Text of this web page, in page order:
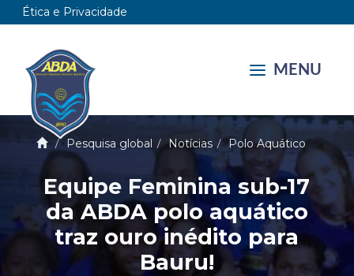
Ética e Privacidade
MENU
Pesquisa global Notícias Polo Aquático
Equipe Feminina sub-17
da ABDA polo aquático
traz ouro inédito para
Bauru!